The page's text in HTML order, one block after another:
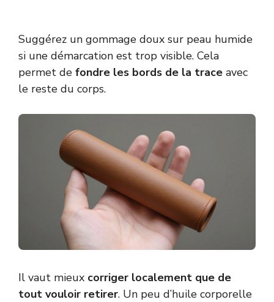
Suggérez un gommage doux sur peau humide
si une démarcation est trop visible. Cela
permet de fondre les bords de la trace avec
le reste du corps.
Il vaut mieux corriger localement que de
tout vouloir retirer. Un peu d’huile corporelle